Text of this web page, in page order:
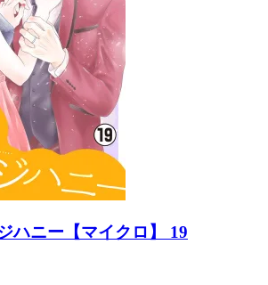
ハニー【マイクロ】 19